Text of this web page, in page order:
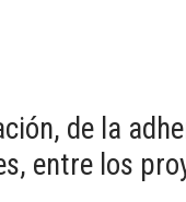
de la
entre los